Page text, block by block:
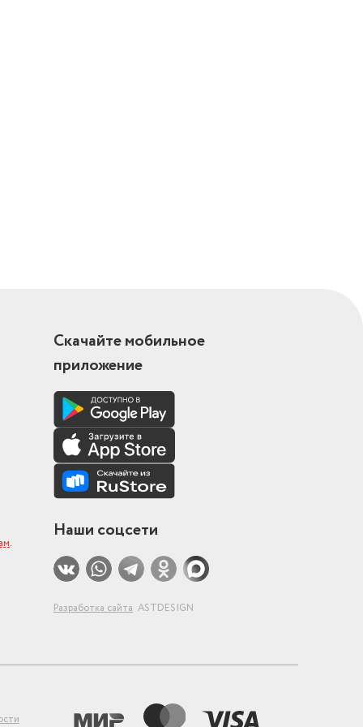
.
Скачайте мобильное
приложение
Наши соцсети
Разработка сайта ASTDESIGN